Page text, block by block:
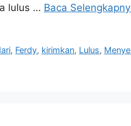
lulus … Baca
, Ferdy, kirimkan, Lulus,